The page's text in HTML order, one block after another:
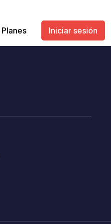
Planes Iniciar sesión